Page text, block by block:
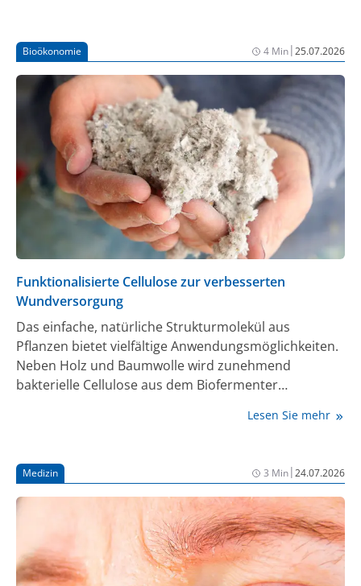
Bioökonomie 4 Min|25.07.2026
Funktionalisierte Cellulose zur verbesserten
Wundversorgung
Das einfache, natürliche Strukturmolekül aus
Pflanzen bietet vielfältige Anwendungsmöglichkeiten.
Neben Holz und Baumwolle wird zunehmend
bakterielle Cellulose aus dem Biofermenter
könnten helfen, den enormen Materialbedarf im
Lesen Sie mehr
Medizin 3 Min|24.07.2026